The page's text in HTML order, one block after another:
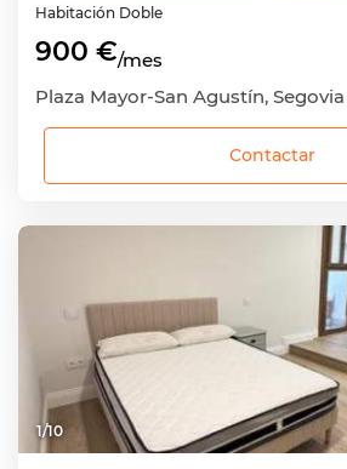
Habitación Doble
900 €/mes
Plaza Mayor-San Agustín,
Contactar
1/10